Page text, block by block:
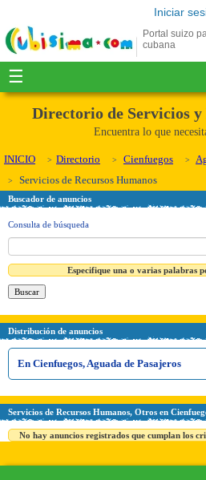
Iniciar
Portal suizo
cubana
☰
Directorio de Servicios y
Encuentra lo que
INICIO Directorio Cienfuegos
Servicios de Recursos Humanos
Buscador de anuncios
Consulta de búsqueda
Especifique una o varias palabras
Distribución de anuncios
En Cienfuegos, Aguada de Pasajeros
Servicios de Recursos Humanos, Otros en
No hay anuncios registrados que cumplan los